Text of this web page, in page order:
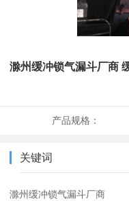
滁州缓冲锁气漏斗厂商
产品规格：
关键词
滁州缓冲锁气漏斗厂商